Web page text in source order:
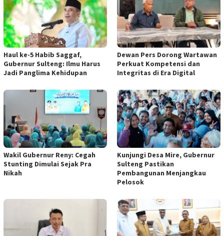
Haul ke-5 Habib Saggaf,
Gubernur Sulteng: Ilmu Harus
Jadi Panglima Kehidupan
Dewan Pers Dorong Wartawan
Perkuat Kompetensi dan
Integritas di Era Digital
Wakil Gubernur Reny: Cegah
Stunting Dimulai Sejak Pra
Nikah
Kunjungi Desa Mire, Gubernur
Sulteng Pastikan
Pembangunan Menjangkau
Pelosok